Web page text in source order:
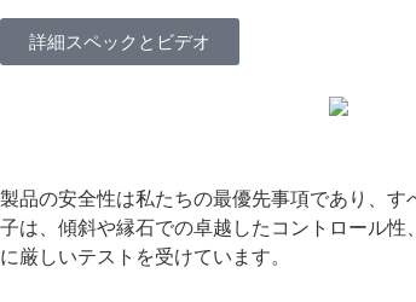
詳細スペックとビデオ
製品の安全性は私たちの最優先事項であり、
子は、傾斜や縁石での卓越したコントロール
に厳しいテストを受けています。